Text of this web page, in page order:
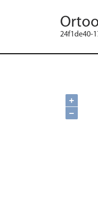
24f1de40-
+
−